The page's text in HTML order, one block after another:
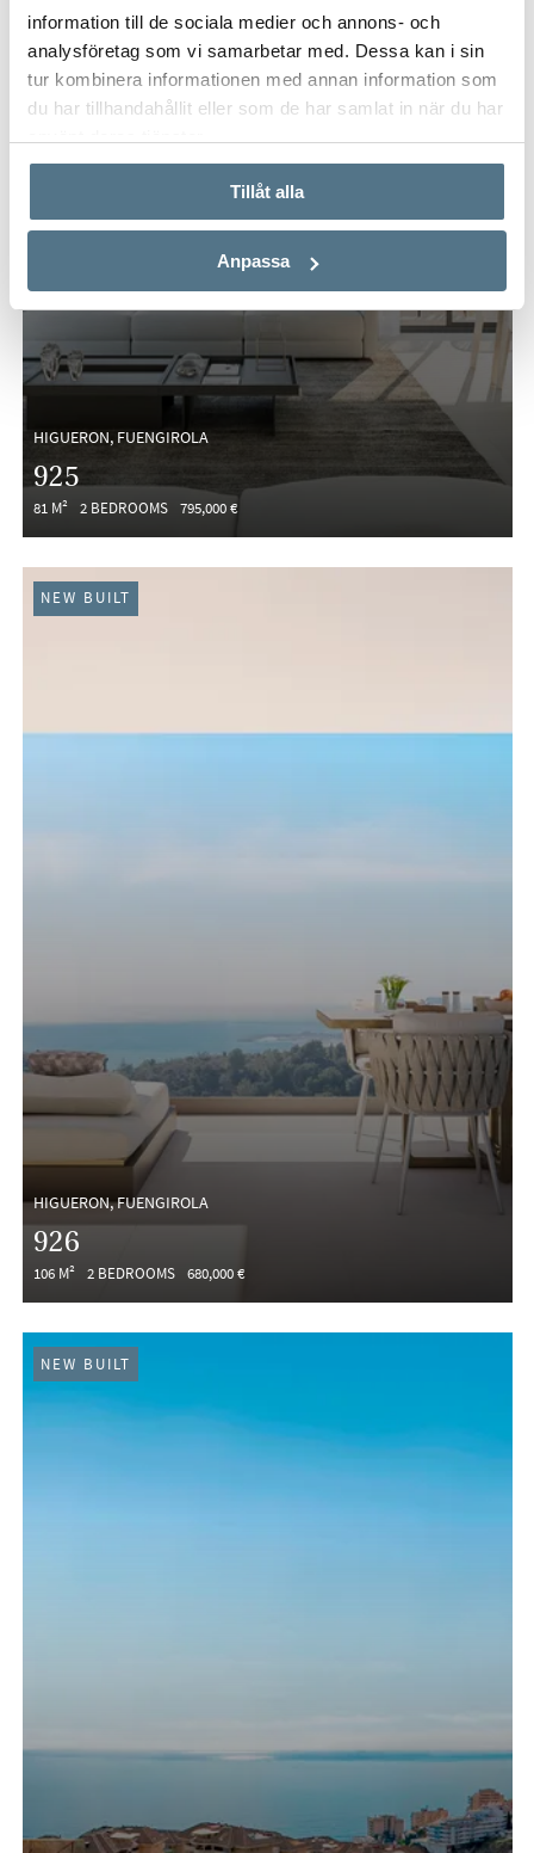
information till de sociala medier och annons- och
analysföretag som vi samarbetar med. Dessa kan i sin
tur kombinera informationen med annan information som
du har tillhandahållit eller som de har samlat in när du har
Tillåt alla
Anpassa
HIGUERON, FUENGIROLA
925
81 M² 2 BEDROOMS 795,000 €
HIGUERON, FUENGIROLA
926
106 M² 2 BEDROOMS 680,000 €
NEW BUILT
NEW BUILT